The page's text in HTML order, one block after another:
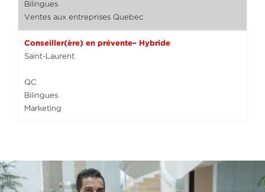
Bilingues
Ventes aux entreprises Quebec
Conseiller(ère) en prévente– Hybride
Saint-Laurent
QC
Bilingues
Marketing